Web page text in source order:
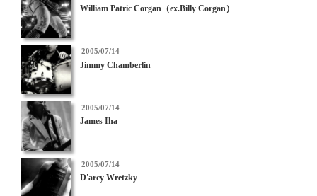
稿
William Patric Corgan（ex.Billy Corgan）
投
稿
2005/07/14
Jimmy Chamberlin
投
稿
2005/07/14
James Iha
投
稿
2005/07/14
D'arcy Wretzky